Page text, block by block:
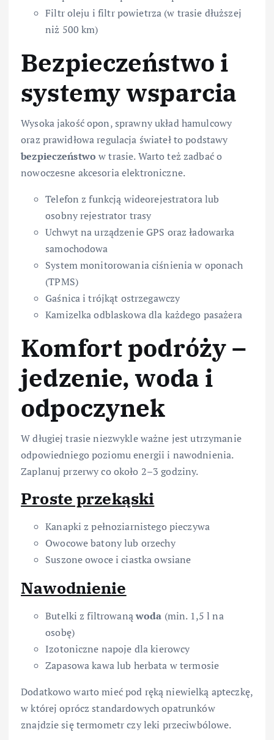
Filtr oleju i filtr powietrza (w trasie dłuższej
niż 500 km)
Bezpieczeństwo i
systemy wsparcia
Wysoka jakość opon, sprawny układ hamulcowy
oraz prawidłowa regulacja świateł to podstawy
bezpieczeństwo w trasie. Warto też zadbać o
nowoczesne akcesoria elektroniczne.
Telefon z funkcją wideorejestratora lub
osobny rejestrator trasy
Uchwyt na urządzenie GPS oraz ładowarka
samochodowa
System monitorowania ciśnienia w oponach
(TPMS)
Gaśnica i trójkąt ostrzegawczy
Kamizelka odblaskowa dla każdego pasażera
Komfort podróży –
jedzenie, woda i
odpoczynek
W długiej trasie niezwykle ważne jest utrzymanie
odpowiedniego poziomu energii i nawodnienia.
Zaplanuj przerwy co około 2–3 godziny.
Proste przekąski
Kanapki z pełnoziarnistego pieczywa
Owocowe batony lub orzechy
Suszone owoce i ciastka owsiane
Nawodnienie
Butelki z filtrowanąwoda (min. 1,5 l na
osobę)
Izotoniczne napoje dla kierowcy
Zapasowa kawa lub herbata w termosie
Dodatkowo warto mieć pod ręką niewielką apteczkę,
w której oprócz standardowych opatrunków
znajdzie się termometr czy leki przeciwbólowe.